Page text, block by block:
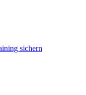
sichern